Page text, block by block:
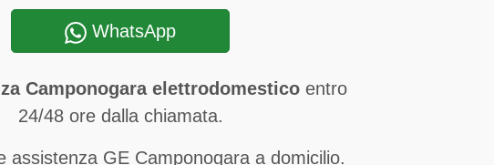
WhatsApp
Camponogara elettrodomesticoentro
24/48 ore dalla chiamata.
assistenza GE Camponogara a domicilio.